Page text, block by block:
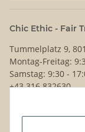
Chic Ethic - Fair
Tummelplatz 9,
Montag-Freitag:
Samstag: 9:30 -
+43 316 832630